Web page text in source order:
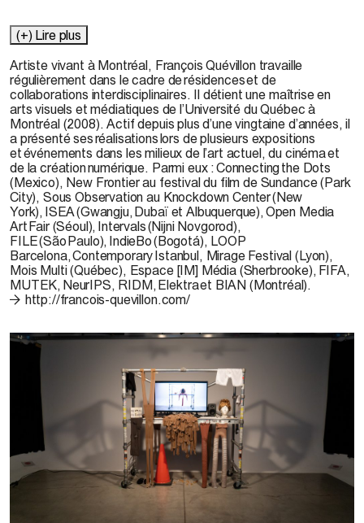
(+) Lire plus
Artiste vivant à Montréal, François Quévillon travaille
régulièrement dans le cadre de résidences et de
collaborations interdisciplinaires. Il détient une maîtrise en
arts visuels et médiatiques de l’Université du Québec à
Montréal (2008). Actif depuis plus d’une vingtaine d’années, il
a présenté ses réalisations lors de plusieurs expositions
et événements dans les milieux de l’art actuel, du cinéma et
de la création numérique. Parmi eux : Connecting the Dots
(Mexico), New Frontier au festival du film de Sundance (Park
City), Sous Observation au Knockdown Center (New
York), ISEA (Gwangju, Dubaï et Albuquerque), Open Media
Art Fair (Séoul), Intervals (Nijni Novgorod),
FILE (São Paulo), IndieBo (Bogotá), LOOP
Barcelona, Contemporary Istanbul, Mirage Festival (Lyon),
Mois Multi (Québec), Espace [IM] Média (Sherbrooke), FIFA,
MUTEK, NeurIPS, RIDM, Elektra et BIAN (Montréal).
http://francois-quevillon.com/